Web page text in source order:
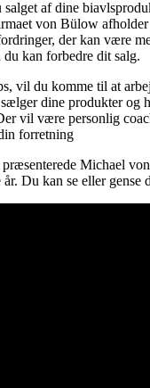
af dine
von Bülow
der kan være
kan forbedre dit salg.
vil du komme til at
dine produkter og
vil være personlig
forretning
præsenterede Michael
Du kan se eller gense